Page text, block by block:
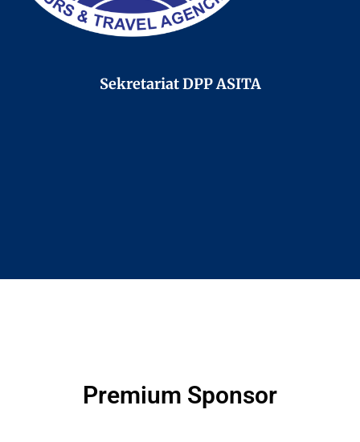
Sekretariat DPP ASITA
Premium Sponsor